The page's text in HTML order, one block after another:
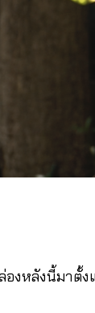
งหลังนี้มาตั้